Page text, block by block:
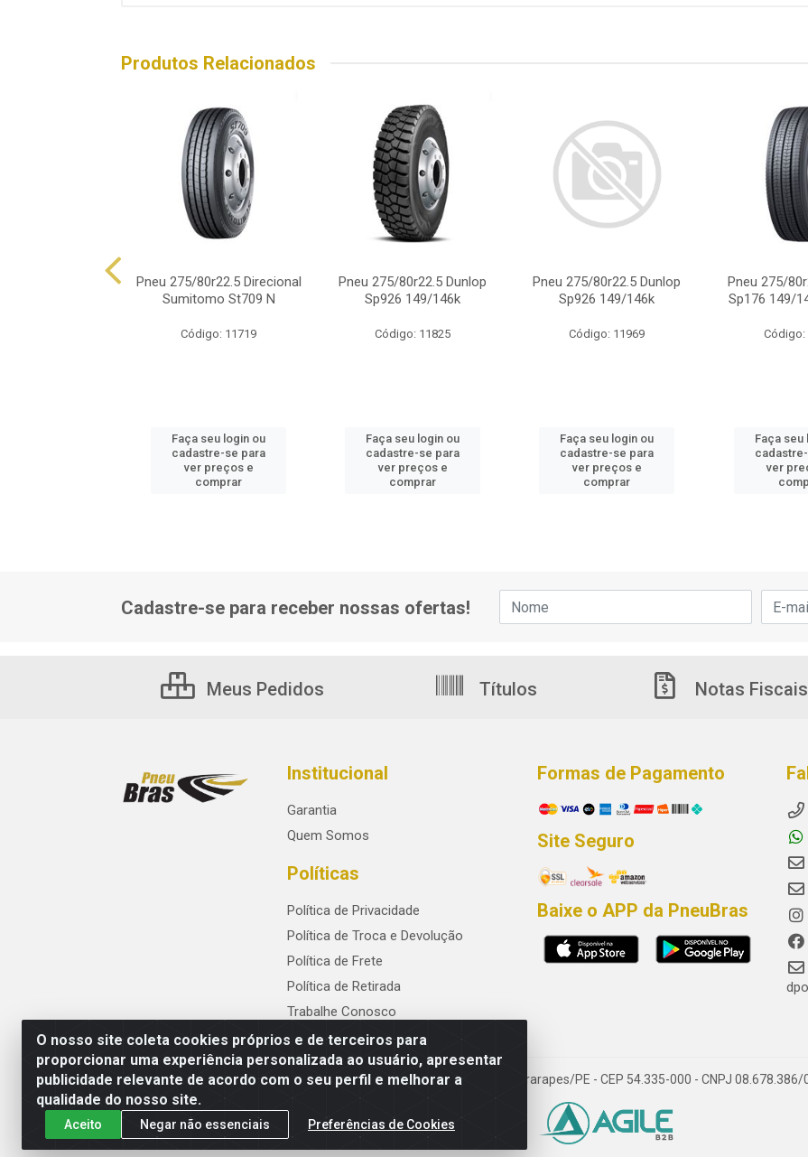
Produtos Relacionados
Pneu 275/80r22.5 Direcional
Sumitomo St709 N
Código: 11719
Faça seu login ou
cadastre-se para
ver preços e
comprar
Pneu 275/80r22.5 Dunlop
Sp926 149/146k
Código: 11825
Faça seu login ou
cadastre-se para
ver preços e
comprar
Pneu 275/80r22.5 Dunlop
Sp926 149/146k
Código: 11969
Faça seu login ou
cadastre-se para
ver preços e
comprar
Pneu 275/
Sp176 149/
Código:
Faça seu
ver
O nosso site coleta cookies próprios e de terceiros para
proporcionar uma experiência personalizada ao usuário, apresentar
publicidade relevante de acordo com o seu perfil e melhorar a
qualidade do nosso site.
Aceito Negar não essenciais Preferências de Cookies
Cadastre-se para receber nossas ofertas!
Meus Pedidos Títulos Notas Fiscais
Institucional
Garantia
Quem Somos
Políticas
Política de Privacidade
Política de Troca e Devolução
Política de Frete
Política de Retirada
Trabalhe Conosco
Formas de Pagamento
Site Seguro
Baixe o APP da PneuBras
PneuBras - Rodovia BR-101, KM 82 - Prazeres, Jaboatão dos Guararapes/PE - CEP 54.335-000 - CNPJ